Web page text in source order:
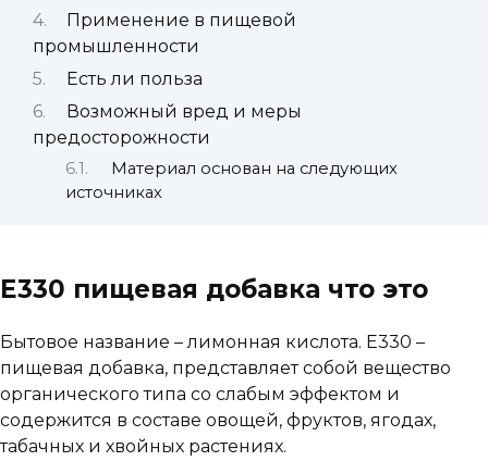
Применение в пищевой
промышленности
Есть ли польза
Возможный вред и меры
предосторожности
Материал основан на следующих
источниках
Е330 пищевая добавка что это
Бытовое название – лимонная кислота. Е330 –
пищевая добавка, представляет собой вещество
органического типа со слабым эффектом и
содержится в составе овощей, фруктов, ягодах,
табачных и хвойных растениях.